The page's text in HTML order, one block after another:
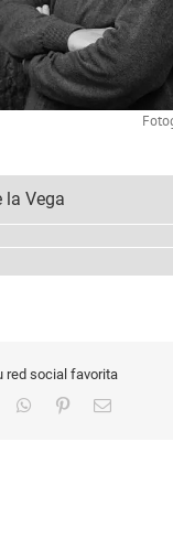
la Vega
red social favorita
WhatsApp
PinterestCorreo